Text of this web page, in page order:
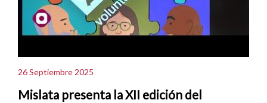
26 Septiembre 2025
Mislata presenta la XII edición del